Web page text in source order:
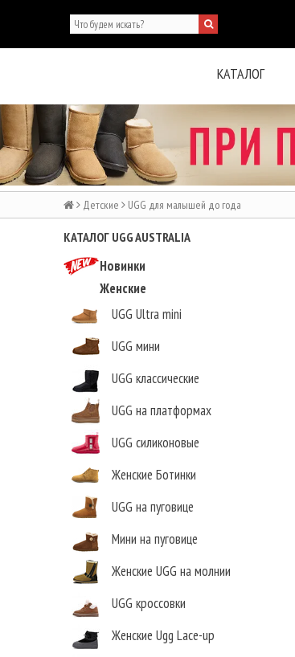
КАТАЛОГ
Детские UGG для малышей до года
КАТАЛОГ UGG AUSTRALIA
Новинки
Женские
UGG Ultra mini
UGG мини
UGG классические
UGG на платформах
UGG силиконовые
Женские Ботинки
UGG на пуговице
Мини на пуговице
Женские UGG на молнии
UGG кроссовки
Женские Ugg Lace-up